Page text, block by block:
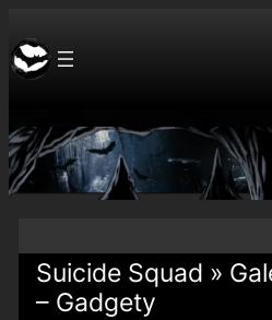
Suicide Squad »
– Gadgety